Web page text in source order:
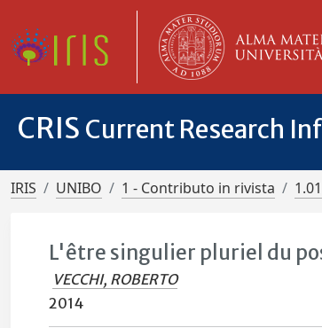
CRIS Current Research
IRIS UNIBO 1 - Contributo in rivista
L'être singulier pluriel du
VECCHI, ROBERTO
2014